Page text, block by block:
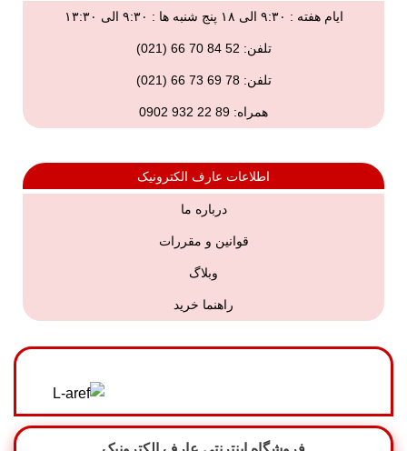
ایام هفته : ۹:۳۰ الی ۱۸ پنج شنبه ها : ۹:۳۰ الی ۱۳:۳۰
تلفن: 52 84 70 66 (021)
تلفن:78 69 73 66 (021)
همراه:
اطلاعات عارف الکترونیک
درباره ما
قوانین و مقررات
وبلاگ
راهنما خرید